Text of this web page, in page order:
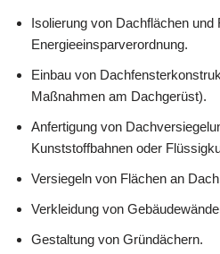
Isolierung von Dachflächen und
Energieeinsparverordnung.
Einbau von
Maßnahmen am Dachgerüst).
Anfertigung von
Kunststoffbahnen oder
Versiegeln von Flächen an
Verkleidung von
Gestaltung von Gründächern.